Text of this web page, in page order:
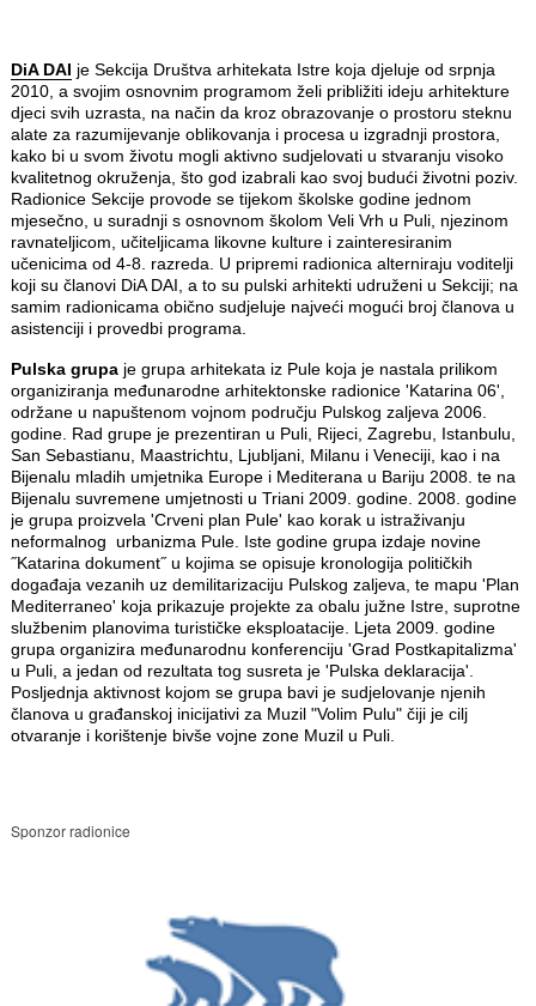
DiA DAI je Sekcija Društva arhitekata Istre koja djeluje od srpnja
2010, a svojim osnovnim programom želi približiti ideju arhitekture
djeci svih uzrasta, na način da kroz obrazovanje o prostoru steknu
alate za razumijevanje oblikovanja i procesa u izgradnji prostora,
kako bi u svom životu mogli aktivno sudjelovati u stvaranju visoko
kvalitetnog okruženja, što god izabrali kao svoj budući životni poziv.
Radionice Sekcije provode se tijekom školske godine jednom
mjesečno, u suradnji s osnovnom školom Veli Vrh u Puli, njezinom
ravnateljicom, učiteljicama likovne kulture i zainteresiranim
učenicima od 4-8. razreda. U pripremi radionica alterniraju voditelji
koji su članovi DiA DAI, a to su pulski arhitekti udruženi u Sekciji; na
samim radionicama obično sudjeluje najveći mogući broj članova u
asistenciji i provedbi programa.
Pulska grupa je grupa arhitekata iz Pule koja je nastala prilikom
organiziranja međunarodne arhitektonske radionice 'Katarina 06',
održane u napuštenom vojnom području Pulskog zaljeva 2006.
godine. Rad grupe je prezentiran u Puli, Rijeci, Zagrebu, Istanbulu,
San Sebastianu, Maastrichtu, Ljubljani, Milanu i Veneciji, kao i na
Bijenalu mladih umjetnika Europe i Mediterana u Bariju 2008. te na
Bijenalu suvremene umjetnosti u Triani 2009. godine. 2008. godine
je grupa proizvela 'Crveni plan Pule' kao korak u istraživanju
neformalnog urbanizma Pule. Iste godine grupa izdaje novine
˝Katarina dokument˝ u kojima se opisuje kronologija političkih
događaja vezanih uz demilitarizaciju Pulskog zaljeva, te mapu 'Plan
Mediterraneo' koja prikazuje projekte za obalu južne Istre, suprotne
službenim planovima turističke eksploatacije. Ljeta 2009. godine
grupa organizira međunarodnu konferenciju 'Grad Postkapitalizma'
u Puli, a jedan od rezultata tog susreta je 'Pulska deklaracija'.
Posljednja aktivnost kojom se grupa bavi je sudjelovanje njenih
članova u građanskoj inicijativi za Muzil "Volim Pulu" čiji je cilj
otvaranje i korištenje bivše vojne zone Muzil u Puli.
Sponzor radionice